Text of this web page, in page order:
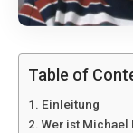
Table of
Einleitung
Wer ist Michael